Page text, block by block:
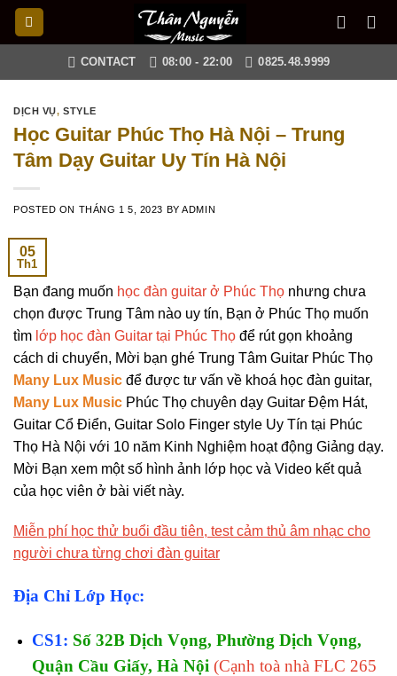
Skip
CONTACT 08:00 - 22:00 0825.48.9999
DỊCH VỤ,STYLE
Học Guitar Phúc Thọ Hà Nội – Trung
Tâm Dạy Guitar Uy Tín Hà Nội
POSTED ON THÁNG 1 5, 2023 BYADMIN
05
Th1
Bạn đang muốn học đàn guitar ở Phúc Thọ nhưng chưa
chọn được Trung Tâm nào uy tín, Bạn ở Phúc Thọ muốn
tìm lớp học đàn Guitar tại Phúc Thọ để rút gọn khoảng
cách di chuyển, Mời bạn ghé Trung Tâm Guitar Phúc Thọ
Many Lux Music để được tư vấn về khoá học đàn guitar,
Many Lux Music Phúc Thọ chuyên dạy Guitar Đệm Hát,
Guitar Cổ Điển, Guitar Solo Finger style Uy Tín tại Phúc
Thọ Hà Nội với 10 năm Kinh Nghiệm hoạt động Giảng dạy.
Mời Bạn xem một số hình ảnh lớp học và Video kết quả
của học viên ở bài viết này.
Miễn phí học thử buổi đầu tiên, test cảm thủ âm nhạc cho
người chưa từng chơi đàn guitar
Địa Chỉ Lớp Học:
CS1: Số 32B Dịch Vọng, Phường Dịch Vọng,
Quận Cầu Giấy, Hà Nội (Cạnh toà nhà FLC 265